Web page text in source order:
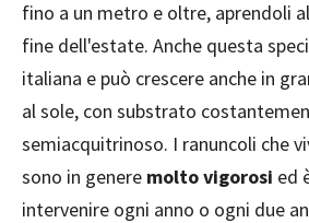
fino a un metro e oltre, aprendoli
fine dell'estate. Anche questa
italiana e può crescere anche in
al sole, con substrato
semiacquitrinoso. I ranuncoli che
sono in genere molto vigorosi ed
intervenire ogni anno o ogni due